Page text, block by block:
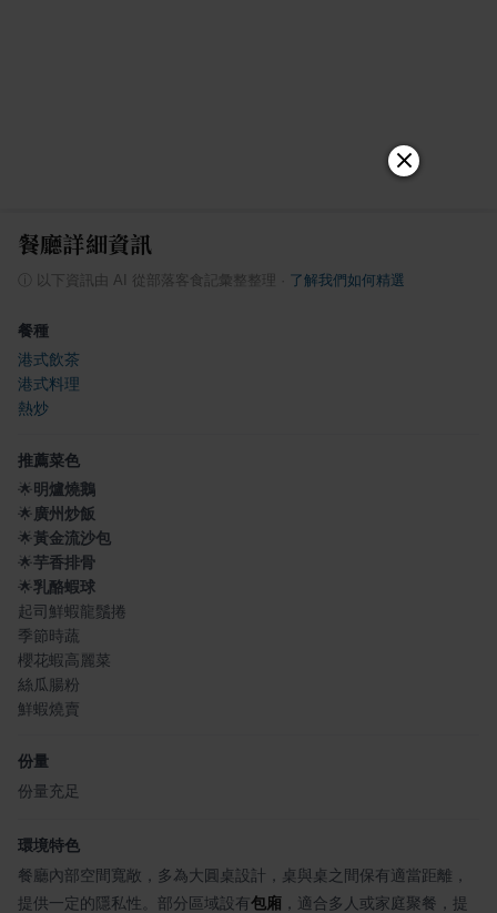
餐廳詳細資訊
ⓘ 以下資訊由 AI 從部落客食記彙整整理 了解我們如何精選
餐種
港式飲茶
港式料理
熱炒
推薦菜色
🌟明爐燒鵝
🌟 廣州炒飯
🌟黃金流沙包
🌟芋香排骨
🌟乳酪蝦球
起司鮮蝦龍鬚捲
季節時蔬
櫻花蝦高麗菜
絲瓜腸粉
鮮蝦燒賣
份量
份量充足
環境特色
餐廳內部空間寬敞，多為大圓桌設計，桌與桌之間保有適當距離，
提供一定的隱私性。部分區域設有包廂 ，適合多人或家庭聚餐，提